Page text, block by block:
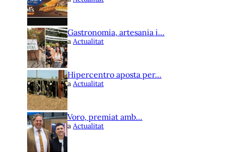
Gastronomia, artesania i…
a Actualitat
Hipercentro aposta per…
a Actualitat
Voro, premiat amb…
a Actualitat